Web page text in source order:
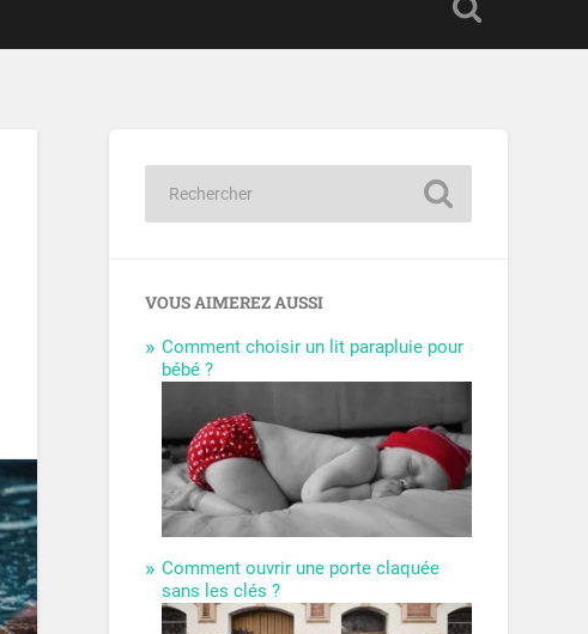
VOUS AIMEREZ AUSSI
Comment choisir un lit parapluie pour
bébé ?
Comment ouvrir une porte claquée
sans les clés ?